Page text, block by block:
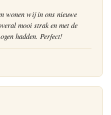
wonen wij in ons nieuwe
mooi strak en met de
hadden. Perfect!